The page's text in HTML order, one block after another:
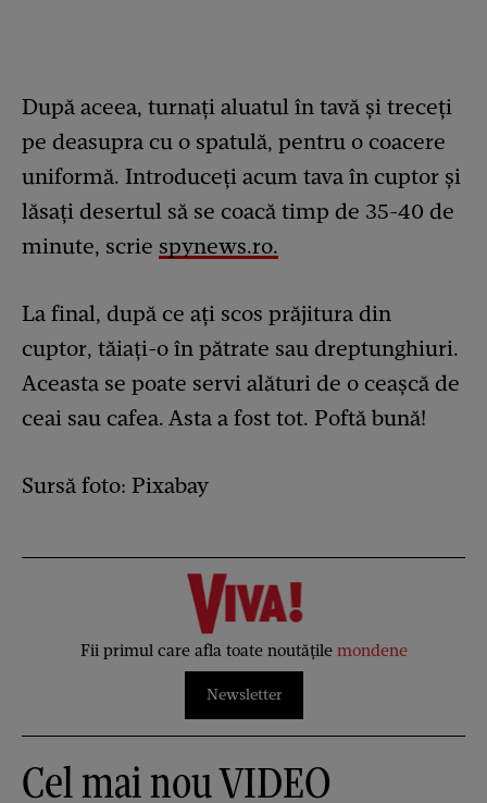
După aceea, turnați aluatul în tavă și treceți
pe deasupra cu o spatulă, pentru o coacere
uniformă. Introduceți acum tava în cuptor și
lăsați desertul să se coacă timp de 35-40 de
minute, scrie spynews.ro.
La final, după ce ați scos prăjitura din
cuptor, tăiați-o în pătrate sau dreptunghiuri.
Aceasta se poate servi alături de o ceașcă de
ceai sau cafea. Asta a fost tot. Poftă bună!
Sursă foto: Pixabay
Fii primul care afla toate noutățile mondene
Newsletter
Cel mai nou VIDEO